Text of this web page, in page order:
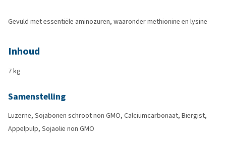
Gevuld met essentiële aminozuren, waaronder methionine en lysine
Inhoud
7 kg
Samenstelling
Luzerne, Sojabonen schroot non GMO, Calciumcarbonaat, Biergist,
Appelpulp, Sojaolie non GMO